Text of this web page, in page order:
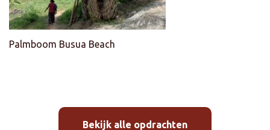
Palmboom Busua Beach
Bekijk alle opdrachten